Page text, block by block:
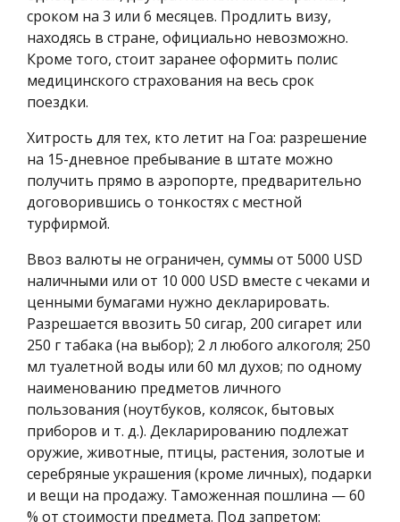
сроком на 3 или 6 месяцев. Продлить визу,
находясь в стране, официально невозможно.
Кроме того, стоит заранее оформить полис
медицинского страхования на весь срок
поездки.
Хитрость для тех, кто летит на Гоа: разрешение
на 15-дневное пребывание в штате можно
получить прямо в аэропорте, предварительно
договорившись о тонкостях с местной
турфирмой.
Ввоз валюты не ограничен, суммы от 5000 USD
наличными или от 10 000 USD вместе с чеками и
ценными бумагами нужно декларировать.
Разрешается ввозить 50 сигар, 200 сигарет или
250 г табака (на выбор); 2 л любого алкоголя; 250
мл туалетной воды или 60 мл духов; по одному
наименованию предметов личного
пользования (ноутбуков, колясок, бытовых
приборов и т. д.). Декларированию подлежат
оружие, животные, птицы, растения, золотые и
серебряные украшения (кроме личных), подарки
и вещи на продажу. Таможенная пошлина — 60
% от стоимости предмета. Под запретом: